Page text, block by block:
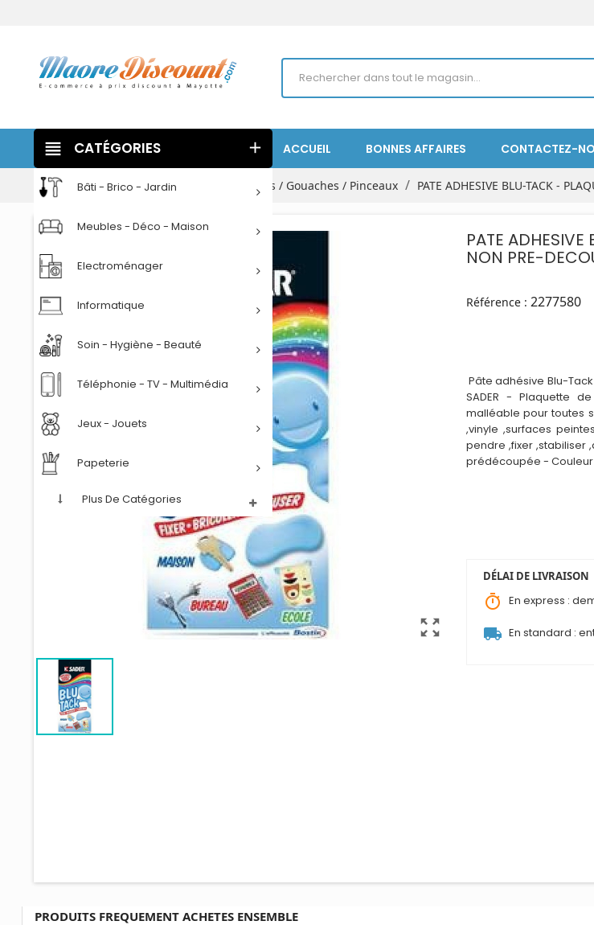
ACCUEIL BONNES AFFAIRES CONTACTEZ-
view_headline CATÉGORIES add
Bâti - Brico - Jardin
Meubles - Déco - Maison
Electroménager
Informatique
Soin - Hygiène - Beauté
Téléphonie - TV - Multimédia
Jeux - Jouets
Papeterie
Plus De Catégories
Accueil Papeterie Ecriture Peintures / Gouaches / Pinceaux PATE ADHESIVE BLU-TACK -
zoom_out_map
PATE
NON PRE-
Référence : 2277580
Pâte adhésive Blu-
SADER - Plaquette
malléable pour toutes
,vinyle ,surfaces
pendre ,fixer ,stabiliser
prédécoupée -
DÉLAI DE LIVRAISON
timer En express :
local_shipping En standard :
PRODUITS FREQUEMENT ACHETES ENSEMBLE